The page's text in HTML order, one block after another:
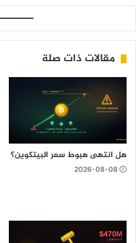
مقالات ذات صلة
هل انتهى هبوط سعر البيتكوين؟
2026-08-08